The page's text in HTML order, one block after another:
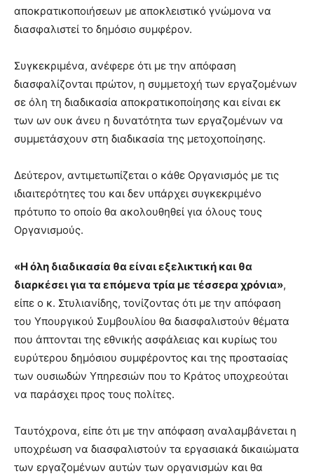
αποκρατικοποιήσεων με αποκλειστικό γνώμονα να
διασφαλιστεί το δημόσιο συμφέρον.
Συγκεκριμένα, ανέφερε ότι με την απόφαση
διασφαλίζονται πρώτον, η συμμετοχή των εργαζομένων
σε όλη τη διαδικασία αποκρατικοποίησης και είναι εκ
των ων ουκ άνευ η δυνατότητα των εργαζομένων να
συμμετάσχουν στη διαδικασία της μετοχοποίησης.
Δεύτερον, αντιμετωπίζεται ο κάθε Οργανισμός με τις
ιδιαιτερότητες του και δεν υπάρχει συγκεκριμένο
πρότυπο το οποίο θα ακολουθηθεί για όλους τους
Οργανισμούς.
«Η όλη διαδικασία θα είναι εξελικτική και θα
διαρκέσει για τα επόμενα τρία με τέσσερα χρόνια»,
είπε ο κ. Στυλιανίδης, τονίζοντας ότι με την απόφαση
του Υπουργικού Συμβουλίου θα διασφαλιστούν θέματα
που άπτονται της εθνικής ασφάλειας και κυρίως του
ευρύτερου δημόσιου συμφέροντος και της προστασίας
των ουσιωδών Υπηρεσιών που το Κράτος υποχρεούται
να παράσχει προς τους πολίτες.
Ταυτόχρονα, είπε ότι με την απόφαση αναλαμβάνεται η
υποχρέωση να διασφαλιστούν τα εργασιακά δικαιώματα
των εργαζομένων αυτών των οργανισμών και θα